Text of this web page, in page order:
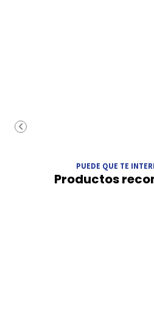
PUEDE QUE TE
Productos